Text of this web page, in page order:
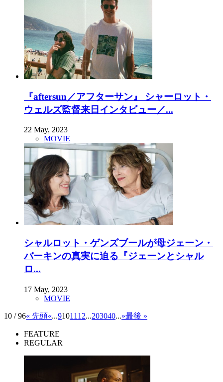
『aftersun／アフターサン』 シャーロット・
ウェルズ監督来日インタビュー／...
22 May, 2023
MOVIE
シャルロット・ゲンズブールが母ジェーン・
バーキンの真実に迫る『ジェーンとシャル
ロ...
17 May, 2023
MOVIE
10 / 96« 先頭«...91011 12...203040...»最後 »
FEATURE
REGULAR